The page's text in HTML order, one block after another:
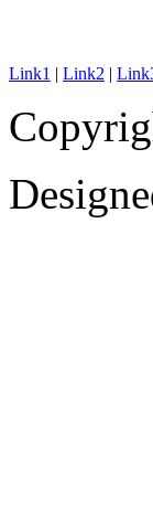
Link1 | Link2 |